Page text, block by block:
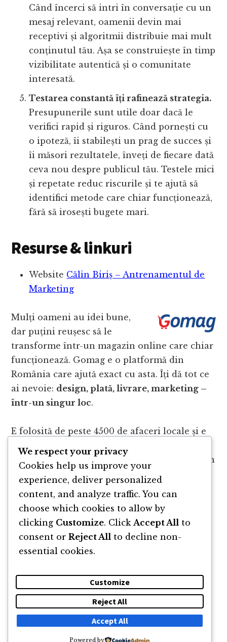
Când încerci să intri în conversație cu un
mesaj relevant, oamenii devin mai
receptivi și algoritmii distribuie mai mult
conținutul tău. Așa se construiește în timp
vizibilitate autentică și o comunitate
interesată.
Testarea constantă îți rafinează strategia.
Presupunerile sunt utile doar dacă le
verifici rapid și riguros. Când pornești cu
o ipoteză, îi stabilești un prag de succes și
îi măsori rezultatele, înveți de fiecare dată
ceva nou despre publicul tău. Testele mici
și repetate reduc riscurile și te ajută să
identifici metode care chiar funcționează,
fără să irosești bugete mari.
Resurse & linkuri
Website Călin Biriș – Antrenamentul de
Marketing
Mulți oameni au idei bune,
dar puțini reușesc să le
transforme într-un magazin online care chiar
funcționează. Gomag e o platformă din
România care ajută exact cu asta. Îți dă tot ce
ai nevoie: design, plată, livrare, marketing –
într-un singur loc.
E folosită de peste 4500 de afaceri locale și e
gândită astfel încât să pornești simplu, fără
bătăi de cap. Dacă vrei să transformi ideile din
podcast în ceva concret, intră pegomag.ro
vezi cum începi.
DESPRE NEWSLETTER CĂUTARE CONTACT
We respect your privacy
Cookies help us improve your
experience, deliver personalized
content, and analyze traffic. You can
choose which cookies to allow by
clicking Customize. Click Accept All to
consent or Reject All to decline non-
essential cookies.
Customize
Reject All
Accept All
Powered by